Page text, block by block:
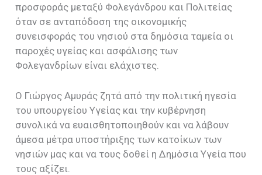
προσφοράς μεταξύ Φολεγάνδρου και Πολιτείας
όταν σε ανταπόδοση της οικονομικής
συνεισφοράς του νησιού στα δημόσια ταμεία οι
παροχές υγείας και ασφάλισης των
Φολεγανδρίων είναι ελάχιστες.
Ο Γιώργος Αμυράς ζητά από την πολιτική ηγεσία
του υπουργείου Υγείας και την κυβέρνηση
συνολικά να ευαισθητοποιηθούν και να λάβουν
άμεσα μέτρα υποστήριξης των κατοίκων των
νησιών μας και να τους δοθεί η Δημόσια Υγεία που
τους αξίζει.